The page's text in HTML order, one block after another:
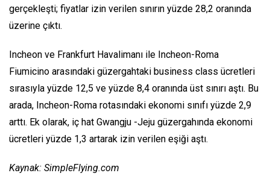
gerçekleşti; fiyatlar izin verilen sınırın yüzde 28,2 oranında
üzerine çıktı.
Incheon ve Frankfurt Havalimanı ile Incheon-Roma
Fiumicino arasındaki güzergahtaki business class ücretleri
sırasıyla yüzde 12,5 ve yüzde 8,4 oranında üst sınırı aştı. Bu
arada, Incheon-Roma rotasındaki ekonomi sınıfı yüzde 2,9
arttı. Ek olarak, iç hat Gwangju -Jeju güzergahında ekonomi
ücretleri yüzde 1,3 artarak izin verilen eşiği aştı.
Kaynak: SimpleFlying.com